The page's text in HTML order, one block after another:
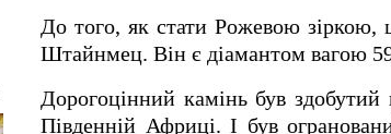
До того, як стати Рожевою зіркою,
Штайнмец. Він є діамантом вагою
Дорогоцінний камінь був
Південній Африці.І був